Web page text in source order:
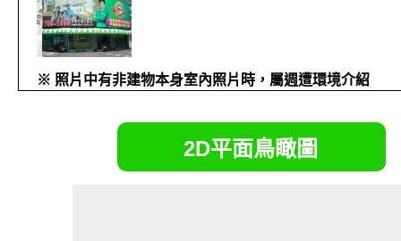
※ 照片中有非建物本身室內照片時，屬週遭環境介紹
2D平面鳥瞰圖